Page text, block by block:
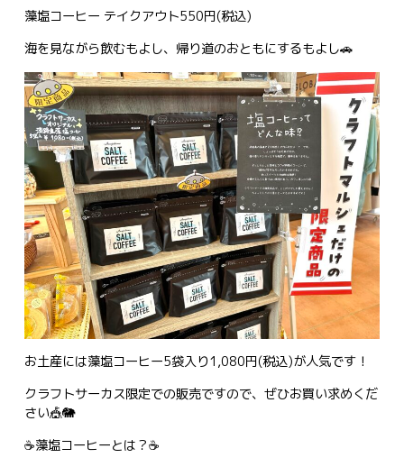
藻塩コーヒー テイクアウト550円(税込)
海を見ながら飲むもよし、帰り道のおともにするもよし🚗
お土産には藻塩コーヒー5袋入り1,080円(税込)が人気です！
クラフトサーカス限定での販売ですので、ぜひお買い求めくだ
さい🎪🐘
☕藻塩コーヒーとは？☕